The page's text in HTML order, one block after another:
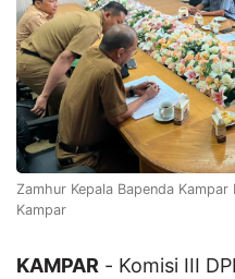
Zamhur Kepala Bapenda Kampar
Kampar
KAMPAR - Komisi III